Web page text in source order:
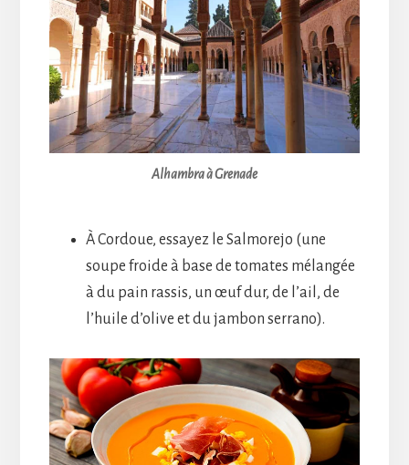
Alhambra à Grenade
À Cordoue, essayez le Salmorejo (une
soupe froide à base de tomates mélangée
à du pain rassis, un œuf dur, de l’ail, de
l’huile d’olive et du jambon serrano).